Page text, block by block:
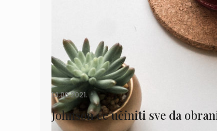
14.06.2021.
Johnson će učiniti sve da